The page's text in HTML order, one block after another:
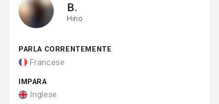
B.
Hino
PARLA CORRENTEMENTE
Francese
IMPARA
Inglese